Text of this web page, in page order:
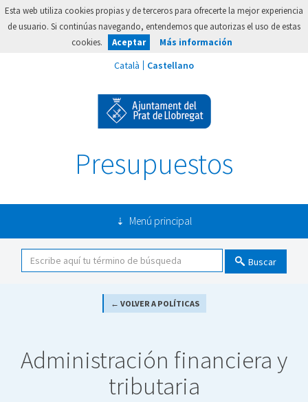
Esta web utiliza cookies propias y de terceros para ofrecerte la mejor experiencia
de usuario. Si continúas navegando, entendemos que autorizas el uso de estas
cookies.
Aceptar Más información
Presupuestos
Menú principal
Buscar
← VOLVER A POLÍTICAS
Administración financiera y
tributaria